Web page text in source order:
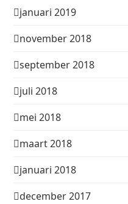
januari 2019
november 2018
september 2018
juli 2018
mei 2018
maart 2018
januari 2018
december 2017